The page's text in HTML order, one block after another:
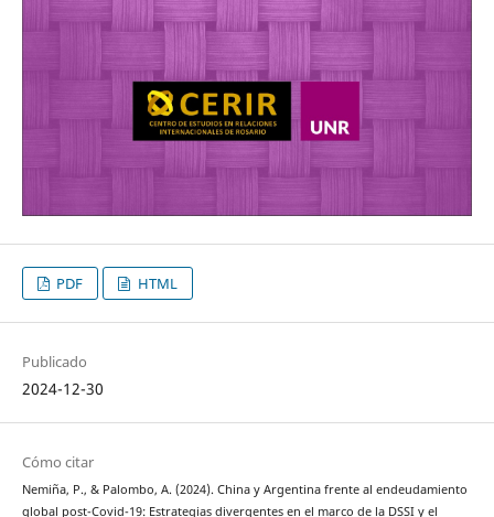
PDF HTML
Publicado
2024-12-30
Cómo citar
Nemiña, P., & Palombo, A. (2024). China y Argentina frente al endeudamiento
global post-Covid-19: Estrategias divergentes en el marco de la DSSI y el